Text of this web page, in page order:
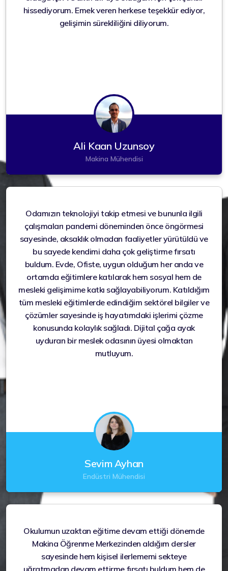
hissediyorum. Emek veren herkese teşekkür ediyor,
gelişimin sürekliliğini diliyorum.
Ali Kaan Uzunsoy
Makina Mühendisi
Odamızın teknolojiyi takip etmesi ve bununla ilgili
çalışmaları pandemi döneminden önce öngörmesi
sayesinde, aksaklık olmadan faaliyetler yürütüldü ve
bu sayede kendimi daha çok geliştirme fırsatı
buldum. Evde, Ofiste, uygun olduğum her anda ve
ortamda eğitimlere katılarak hem sosyal hem de
mesleki gelişimime katkı sağlayabiliyorum. Katıldığım
tüm mesleki eğitimlerde edindiğim sektörel bilgiler ve
çözümler sayesinde iş hayatımdaki işlerimi çözme
konusunda kolaylık sağladı. Dijital çağa ayak
uyduran bir meslek odasının üyesi olmaktan
mutluyum.
Sevim Ayhan
Endüstri Mühendisi
Okulumun uzaktan eğitime devam ettiği dönemde
Makina Öğrenme Merkezinden aldığım dersler
sayesinde hem kişisel ilerlememi sekteye
uğratmadan devam ettirme fırsatı buldum hem de